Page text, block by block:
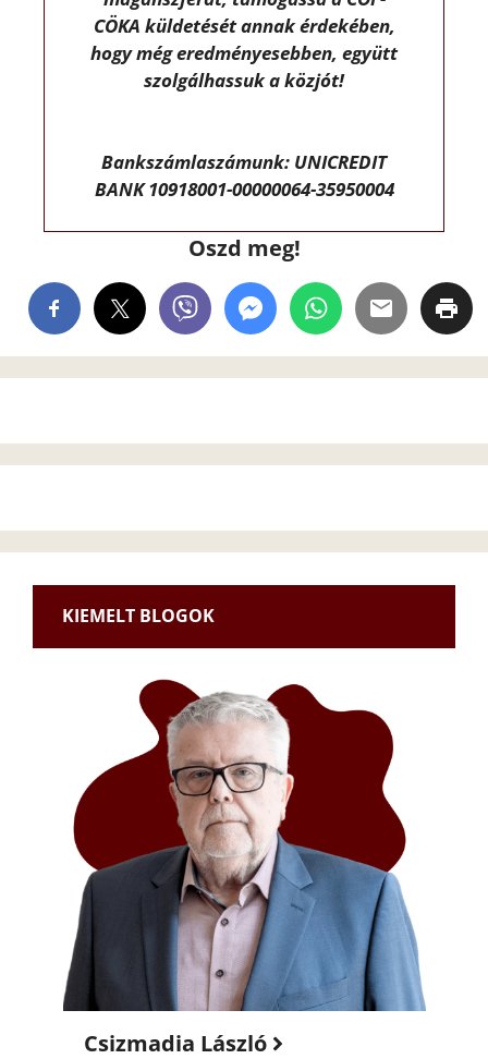
CÖKA küldetését annak érdekében,
hogy még eredményesebben, együtt
szolgálhassuk a közjót!
Bankszámlaszámunk: UNICREDIT
BANK 10918001-00000064-35950004
Oszd meg!
KIEMELT BLOGOK
Csizmadia László